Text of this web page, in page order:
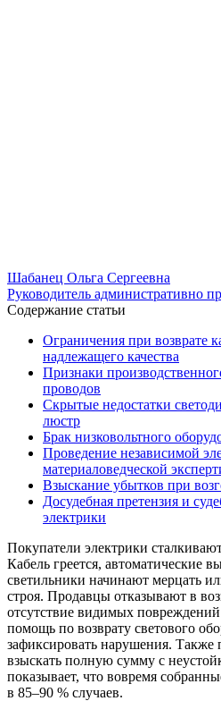
Шабанец Ольга Сергеевна
Руководитель административно
Содержание статьи
Ограничения при возврате
надлежащего качества
Признаки
проводов
Скрытые недостатки
люстр
Брак низковольтного
Проведение независимой
материаловедческой
Взыскание убытков при
Досудебная претензия и
электрики
Покупатели электрики
Кабель греется, автоматические
светильники начинают мерцать
строя. Продавцы отказывают в
отсутствие видимых
помощь по возврату светового
зафиксировать нарушения. Также
взыскать полную сумму с
показывает, что вовремя
в 85–90 % случаев.